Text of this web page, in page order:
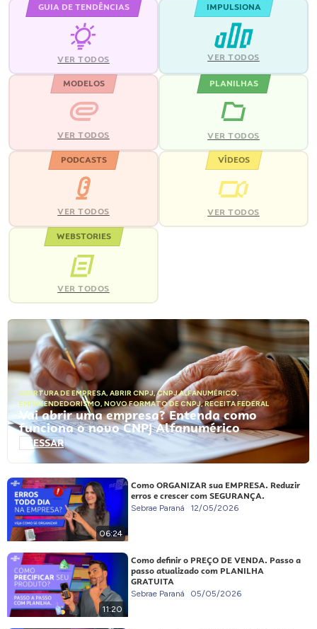
GUIA DE TENDÊNCIAS
VER TODOS
IMPULSIONA
VER TODOS
MODELOS
VER TODOS
PLANILHAS
VER TODOS
PODCASTS
VER TODOS
VÍDEOS
VER TODOS
WEBSTORIES
VER TODOS
ABERTURA DE EMPRESA, ABRIR CNPJ,CNPJ ALFANUMÉRICO,
EMPREENDEDORISMO, NOVO FORMATO DE CNPJ,RECEITA FEDERAL
Vai abrir uma empresa? Entenda como
funciona o novo CNPJ Alfanumérico
ACESSAR
06:24
Como ORGANIZAR sua EMPRESA. Reduzir
erros e crescer com SEGURANÇA.
Sebrae Paraná 12/05/2026
11:20
Como definir o PREÇO DE VENDA. Passo a
passo atualizado com PLANILHA
GRATUITA
Sebrae Paraná 05/05/2026